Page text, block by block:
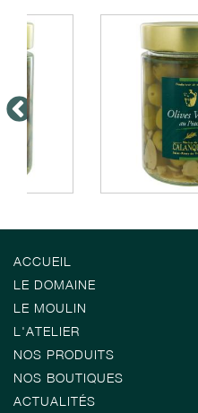
ACCUEIL
LE DOMAINE
LE MOULIN
L'ATELIER
NOS PRODUITS
NOS BOUTIQUES
ACTUALITÉS